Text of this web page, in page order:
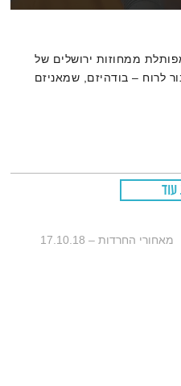
ממחוזות ירושלים של
לרוח – בודהיזם, שמאניזם
מאחורי החרדות – 17.10.18